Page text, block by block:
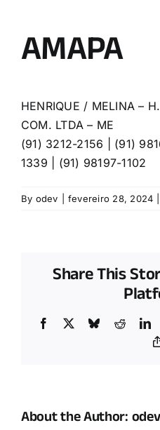
AMAPA
HENRIQUE / MELINA –
COM. LTDA – ME
(91) 3212-2156 | (91)
1339 | (91) 98197-1102
By odev fevereiro 28, 2024
Share This
Facebook BlueskyReddit
About the Author: odev